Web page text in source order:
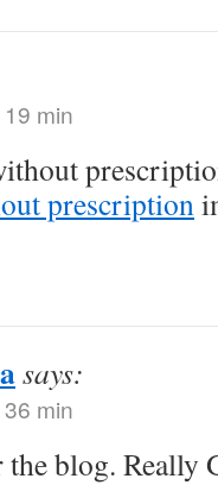
min
prescription
says:
min
blog. Really